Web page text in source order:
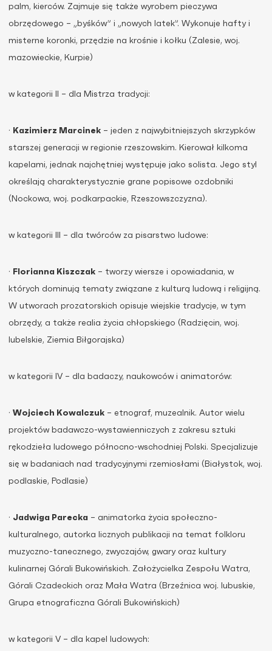
palm, kierców. Zajmuje się także wyrobem pieczywa
obrzędowego – „byśków” i „nowych latek”. Wykonuje hafty i
misterne koronki, przędzie na krośnie i kołku (Zalesie, woj.
mazowieckie, Kurpie)
w kategorii II – dla Mistrza tradycji:
· Kazimierz Marcinek – jeden z najwybitniejszych skrzypków
starszej generacji w regionie rzeszowskim. Kierował kilkoma
kapelami, jednak najchętniej występuje jako solista. Jego styl
określają charakterystycznie grane popisowe ozdobniki
(Nockowa, woj. podkarpackie, Rzeszowszczyzna).
w kategorii III – dla twórców za pisarstwo ludowe:
· Florianna Kiszczak – tworzy wiersze i opowiadania, w
których dominują tematy związane z kulturą ludową i religijną.
W utworach prozatorskich opisuje wiejskie tradycje, w tym
obrzędy, a także realia życia chłopskiego (Radzięcin, woj.
lubelskie, Ziemia Biłgorajska)
w kategorii IV – dla badaczy, naukowców i animatorów:
· Wojciech Kowalczuk – etnograf, muzealnik. Autor wielu
projektów badawczo-wystawienniczych z zakresu sztuki
rękodzieła ludowego północno-wschodniej Polski. Specjalizuje
się w badaniach nad tradycyjnymi rzemiosłami (Białystok, woj.
podlaskie, Podlasie)
· Jadwiga Parecka – animatorka życia społeczno-
kulturalnego, autorka licznych publikacji na temat folkloru
muzyczno-tanecznego, zwyczajów, gwary oraz kultury
kulinarnej Górali Bukowińskich. Założycielka Zespołu Watra,
Górali Czadeckich oraz Mała Watra (Brzeźnica woj. lubuskie,
Grupa etnograficzna Górali Bukowińskich)
w kategorii V – dla kapel ludowych: